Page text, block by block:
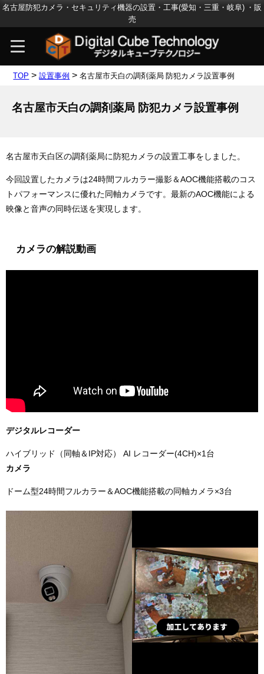
名古屋防犯カメラ・セキュリティ機器の設置・工事(愛知・三重・岐阜) ・販
売
TOP >設置事例 > 名古屋市天白の調剤薬局 防犯カメラ設置事例
名古屋市天白の調剤薬局 防犯カメラ設置事例
名古屋市天白区の調剤薬局に防犯カメラの設置工事をしました。
今回設置したカメラは24時間フルカラー撮影＆AOC機能搭載のコス
トパフォーマンスに優れた同軸カメラです。最新のAOC機能による
映像と音声の同時伝送を実現します。
カメラの解説動画
デジタルレコーダー
ハイブリッド（同軸＆IP対応） AI レコーダー(4CH)×1台
カメラ
ドーム型24時間フルカラー＆AOC機能搭載の同軸カメラ×3台